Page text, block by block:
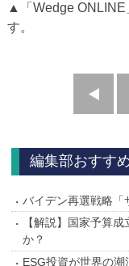
▲「Wedge ONLINE
す。
編集部おすす
バイデン再選戦略「
【解説】国家予算
か？
ESG投資が世界の